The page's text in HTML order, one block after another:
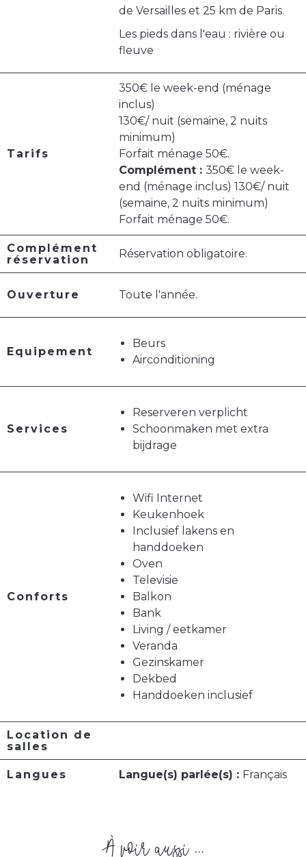
de Versailles et 25 km de Paris.
Les pieds dans l'eau : rivière ou
fleuve
Tarifs
350€ le week-end (ménage
inclus)
130€/ nuit (semaine, 2 nuits
minimum)
Forfait ménage 50€.
Complément : 350€ le week-
end (ménage inclus) 130€/ nuit
(semaine, 2 nuits minimum)
Forfait ménage 50€.
Complément
réservation
Réservation obligatoire.
Ouverture Toute l'année.
Equipement
Beurs
Airconditioning
Services
Reserveren verplicht
Schoonmaken met extra
bijdrage
Conforts
Wifi Internet
Keukenhoek
Inclusief lakens en
handdoeken
Oven
Televisie
Balkon
Bank
Living / eetkamer
Veranda
Gezinskamer
Dekbed
Handdoeken inclusief
Location de
salles
Langues Langue(s) parlée(s) : Français
À voir aussi ...